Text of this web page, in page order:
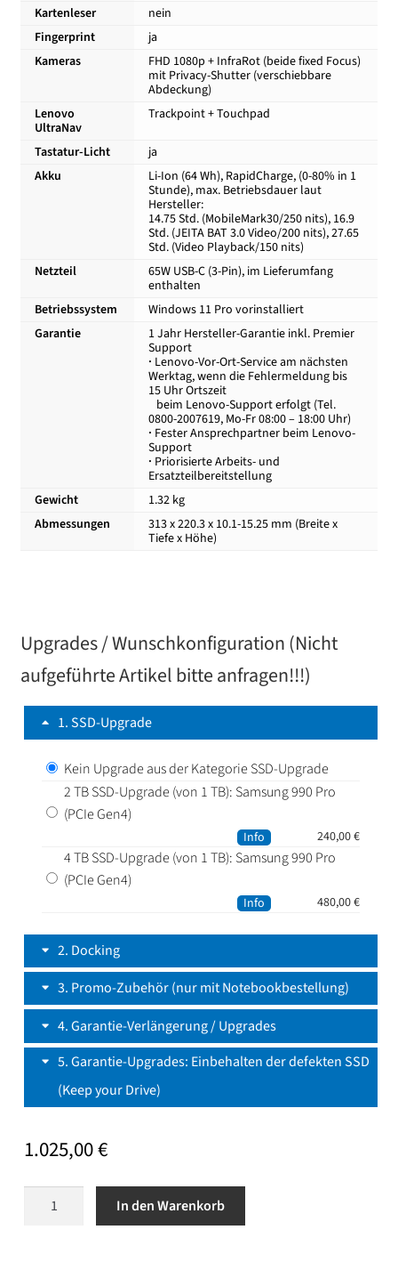
Kartenleser
nein
Fingerprint
ja
Kameras
FHD 1080p + InfraRot (beide fixed Focus)
mit Privacy-Shutter (verschiebbare
Abdeckung)
Lenovo
UltraNav
Trackpoint + Touchpad
Tastatur-Licht
ja
Akku
Li-Ion (64 Wh), RapidCharge, (0-80% in 1
Stunde), max. Betriebsdauer laut
Hersteller:
14.75 Std. (MobileMark30/250 nits), 16.9
Std. (JEITA BAT 3.0 Video/200 nits), 27.65
Std. (Video Playback/150 nits)
Netzteil
65W USB-C (3-Pin), im Lieferumfang
enthalten
Betriebssystem
Windows 11 Pro vorinstalliert
Garantie
1 Jahr Hersteller-Garantie inkl. Premier
Support
· Lenovo-Vor-Ort-Service am nächsten
Werktag, wenn die Fehlermeldung bis
15 Uhr Ortszeit
beim Lenovo-Support erfolgt (Tel.
0800-2007619, Mo-Fr 08:00 – 18:00 Uhr)
· Fester Ansprechpartner beim Lenovo-
Support
· Priorisierte Arbeits- und
Ersatzteilbereitstellung
Gewicht
1.32 kg
Abmessungen
313 x 220.3 x 10.1-15.25 mm (Breite x
Tiefe x Höhe)
Upgrades / Wunschkonfiguration (Nicht
aufgeführte Artikel bitte anfragen!!!)
1 SSD-Upgrade
Kein Upgrade aus der Kategorie SSD-Upgrade
2 TB SSD-Upgrade (von 1 TB): Samsung 990 Pro
(PCIe Gen4)
240,00€
Info
4 TB SSD-Upgrade (von 1 TB): Samsung 990 Pro
(PCIe Gen4)
480,00€
Info
2 Docking
3 Promo-Zubehör (nur mit Notebookbestellung)
4 Garantie-Verlängerung / Upgrades
5 Garantie-Upgrades: Einbehalten der defekten SSD
(Keep your Drive)
1.025,00€
Lenovo
In den Warenkorb